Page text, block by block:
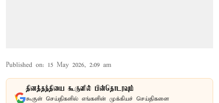
Published on: 15 May 2026, 2:09 am
தினத்தந்தியை கூகுளில் பின்தொடரவும்
கூகுள் செய்திகளில் எங்களின் முக்கியச் செய்திகளை